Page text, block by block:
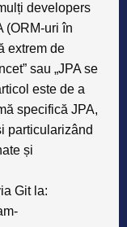
developers
(ORM-uri în
extrem de
sau „JPA se
este de a
specifică JPA,
particularizând
și
Git la: